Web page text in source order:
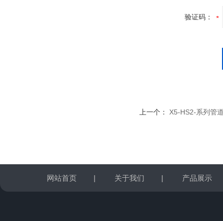
验证码：
上一个： X5-HS2-系列管
网站首页 | 关于我们 | 产品展示